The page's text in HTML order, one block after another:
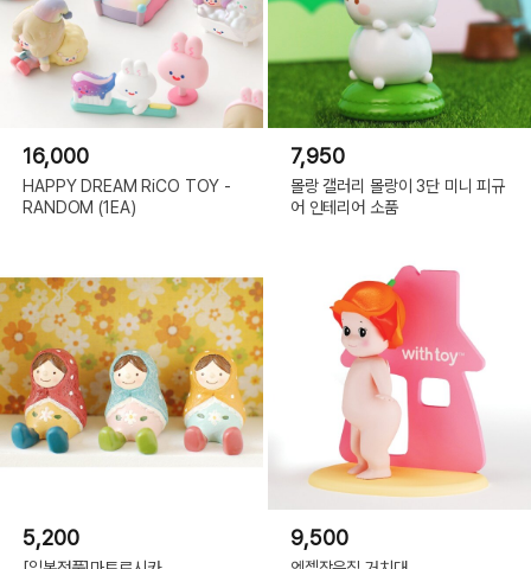
16,000
HAPPY DREAM RiCO TOY -
RANDOM (1EA)
7,950
몰랑 갤러리 몰랑이 3단 미니 피규
어 인테리어 소품
5,200 9,500